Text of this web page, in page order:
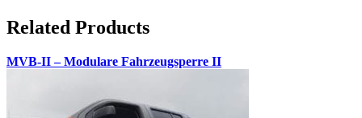
Related Products
MVB-II – Modulare Fahrzeugsperre II